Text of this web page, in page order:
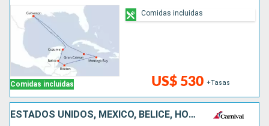
Comidas incluidas US$ 530 +Tasas
Comidas incluidas
ESTADOS UNIDOS, MÉXICO, BELICE, HONDURAS, JAMAICA, ISLAS CAIMÁN